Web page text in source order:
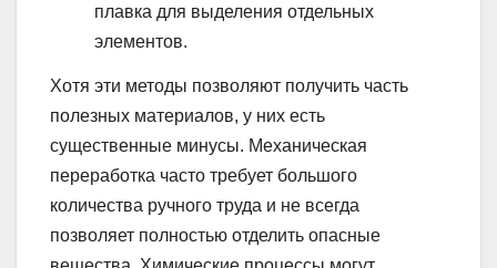
плавка для выделения отдельных
элементов.
Хотя эти методы позволяют получить часть
полезных материалов, у них есть
существенные минусы. Механическая
переработка часто требует большого
количества ручного труда и не всегда
позволяет полностью отделить опасные